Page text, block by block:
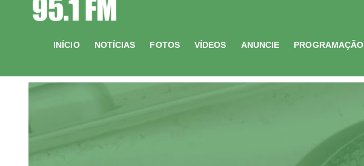
INÍCIO NOTÍCIAS FOTOS VÍDEOS ANUNCIE PROGRAMAÇÃO